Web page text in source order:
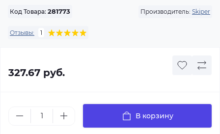
Код Товара: 281773 Производитель: Skiper
Отзывы: 1
327.67 руб.
В корзину